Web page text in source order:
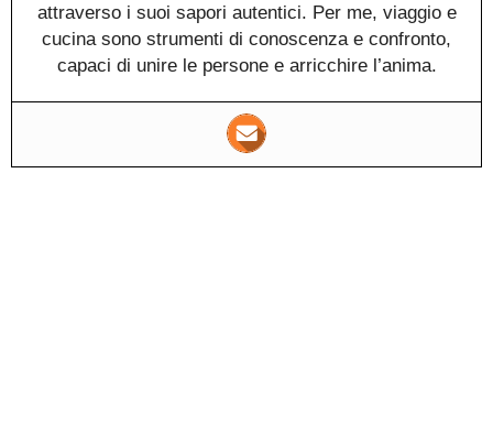
attraverso i suoi sapori autentici. Per me, viaggio e
cucina sono strumenti di conoscenza e confronto,
capaci di unire le persone e arricchire l’anima.